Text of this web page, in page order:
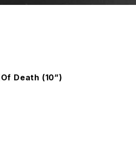
Death (10”)